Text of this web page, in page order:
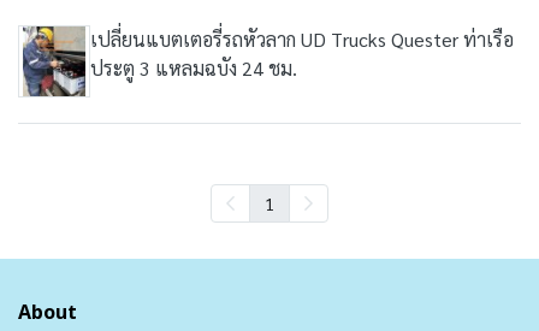
เปลี่ยนแบตเตอรี่รถหัวลาก UD Trucks Quester ท่าเรือ
ประตู 3 แหลมฉบัง 24 ชม.
1
About